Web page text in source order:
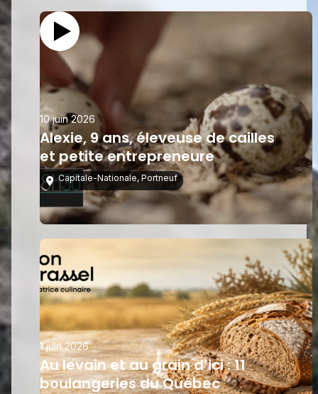
10 juin 2026
Alexie, 9 ans, éleveuse de cailles
et petite entrepreneure
Capitale-Nationale, Portneuf
1 juin 2026
Au levain et au grain d’ici : 11
boulangeries du Québec